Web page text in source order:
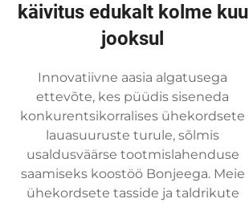
käivitus edukalt kolme kuu
jooksul
Innovatiivne aasia algatusega
ettevõte, kes püüdis siseneda
konkurentsikorralises ühekordsete
lauasuuruste turule, sõlmis
usaldusväärse tootmislahenduse
saamiseks koostöö Bonjeega. Meie
ühekordsete tasside ja taldrikute